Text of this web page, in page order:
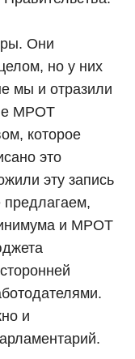
Они
но у них
мы и отразили
МРОТ
которое
это
эту запись
и МРОТ
и